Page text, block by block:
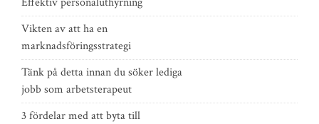
Vikten av att ha en
marknadsföringsstrategi
Tänk på detta innan du söker lediga
jobb som arbetsterapeut
3 fördelar med att byta till